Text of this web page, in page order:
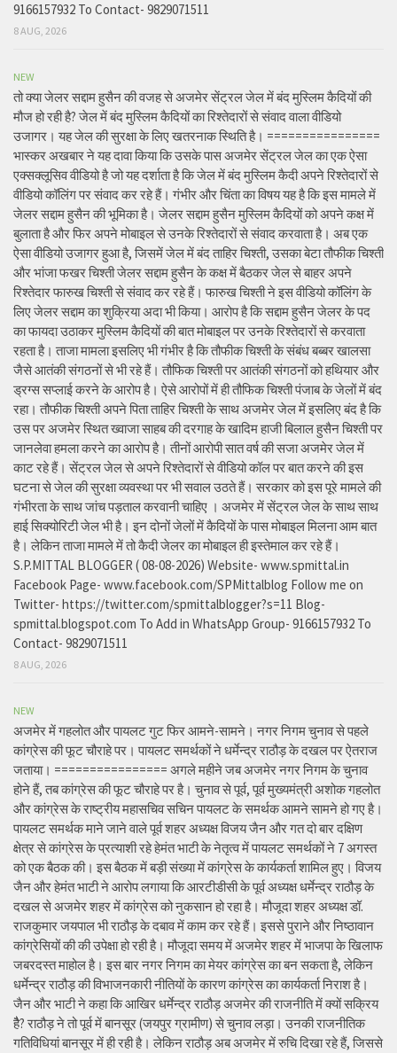
9166157932 To Contact- 9829071511
8 AUG, 2026
NEW
तो क्या जेलर सद्दाम हुसैन की वजह से अजमेर सेंट्रल जेल में बंद मुस्लिम कैदियों की
मौज हो रही है? जेल में बंद मुस्लिम कैदियों का रिश्तेदारों से संवाद वाला वीडियो
उजागर। यह जेल की सुरक्षा के लिए खतरनाक स्थिति है। ================
भास्कर अखबार ने यह दावा किया कि उसके पास अजमेर सेंट्रल जेल का एक ऐसा
एक्सक्लूसिव वीडियो है जो यह दर्शाता है कि जेल में बंद मुस्लिम कैदी अपने रिश्तेदारों से
वीडियो कॉलिंग पर संवाद कर रहे हैं। गंभीर और चिंता का विषय यह है कि इस मामले में
जेलर सद्दाम हुसैन की भूमिका है। जेलर सद्दाम हुसैन मुस्लिम कैदियों को अपने कक्ष में
बुलाता है और फिर अपने मोबाइल से उनके रिश्तेदारों से संवाद करवाता है। अब एक
ऐसा वीडियो उजागर हुआ है, जिसमें जेल में बंद ताहिर चिश्ती, उसका बेटा तौफीक चिश्ती
और भांजा फखर चिश्ती जेलर सद्दाम हुसैन के कक्ष में बैठकर जेल से बाहर अपने
रिश्तेदार फारुख चिश्ती से संवाद कर रहे हैं। फारुख चिश्ती ने इस वीडियो कॉलिंग के
लिए जेलर सद्दाम का शुक्रिया अदा भी किया। आरोप है कि सद्दाम हुसैन जेलर के पद
का फायदा उठाकर मुस्लिम कैदियों की बात मोबाइल पर उनके रिश्तेदारों से करवाता
रहता है। ताजा मामला इसलिए भी गंभीर है कि तौफीक चिश्ती के संबंध बब्बर खालसा
जैसे आतंकी संगठनों से भी रहे हैं। तौफिक चिश्ती पर आतंकी संगठनों को हथियार और
ड्रग्स सप्लाई करने के आरोप है। ऐसे आरोपों में ही तौफिक चिश्ती पंजाब के जेलों में बंद
रहा। तौफीक चिश्ती अपने पिता ताहिर चिश्ती के साथ अजमेर जेल में इसलिए बंद है कि
उस पर अजमेर स्थित ख्वाजा साहब की दरगाह के खादिम हाजी बिलाल हुसैन चिश्ती पर
जानलेवा हमला करने का आरोप है। तीनों आरोपी सात वर्ष की सजा अजमेर जेल में
काट रहे हैं। सेंट्रल जेल से अपने रिश्तेदारों से वीडियो कॉल पर बात करने की इस
घटना से जेल की सुरक्षा व्यवस्था पर भी सवाल उठते हैं। सरकार को इस पूरे मामले की
गंभीरता के साथ जांच पड़ताल करवानी चाहिए । अजमेर में सेंट्रल जेल के साथ साथ
हाई सिक्योरिटी जेल भी है। इन दोनों जेलों में कैदियों के पास मोबाइल मिलना आम बात
है। लेकिन ताजा मामले में तो कैदी जेलर का मोबाइल ही इस्तेमाल कर रहे हैं।
S.P.MITTAL BLOGGER ( 08-08-2026) Website- www.spmittal.in
Facebook Page- www.facebook.com/SPMittalblog Follow me on
Twitter- https://twitter.com/spmittalblogger?s=11 Blog-
spmittal.blogspot.com To Add in WhatsApp Group- 9166157932 To
Contact- 9829071511
8 AUG, 2026
NEW
अजमेर में गहलोत और पायलट गुट फिर आमने-सामने। नगर निगम चुनाव से पहले
कांग्रेस की फूट चौराहे पर। पायलट समर्थकों ने धर्मेन्द्र राठौड़ के दखल पर ऐतराज
जताया। ================ अगले महीने जब अजमेर नगर निगम के चुनाव
होने हैं, तब कांग्रेस की फूट चौराहे पर है। चुनाव से पूर्व, पूर्व मुख्यमंत्री अशोक गहलोत
और कांग्रेस के राष्ट्रीय महासचिव सचिन पायलट के समर्थक आमने सामने हो गए है।
पायलट समर्थक माने जाने वाले पूर्व शहर अध्यक्ष विजय जैन और गत दो बार दक्षिण
क्षेत्र से कांग्रेस के प्रत्याशी रहे हेमंत भाटी के नेतृत्व में पायलट समर्थकों ने 7 अगस्त
को एक बैठक की। इस बैठक में बड़ी संख्या में कांग्रेस के कार्यकर्ता शामिल हुए। विजय
जैन और हेमंत भाटी ने आरोप लगाया कि आरटीडीसी के पूर्व अध्यक्ष धर्मेन्द्र राठौड़ के
दखल से अजमेर शहर में कांग्रेस को नुकसान हो रहा है। मौजूदा शहर अध्यक्ष डॉ.
राजकुमार जयपाल भी राठौड़ के दबाव में काम कर रहे हैं। इससे पुराने और निष्ठावान
कांग्रेसियों की की उपेक्षा हो रही है। मौजूदा समय में अजमेर शहर में भाजपा के खिलाफ
जबरदस्त माहोल है। इस बार नगर निगम का मेयर कांग्रेस का बन सकता है, लेकिन
धर्मेन्द्र राठौड़ की विभाजनकारी नीतियों के कारण कांग्रेस का कार्यकर्ता निराश है।
जैन और भाटी ने कहा कि आखिर धर्मेन्द्र राठौड़ अजमेर की राजनीति में क्यों सक्रिय
हैै? राठौड़ ने तो पूर्व में बानसूर (जयपुर ग्रामीण) से चुनाव लड़ा। उनकी राजनीतिक
गतिविधियां बानसूर में ही रही है। लेकिन राठौड़ अब अजमेर में रुचि दिखा रहे हैं, जिससे